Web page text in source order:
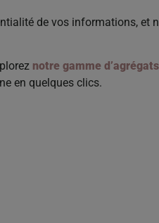
de vos informations, et
notre gamme
en quelques clics.